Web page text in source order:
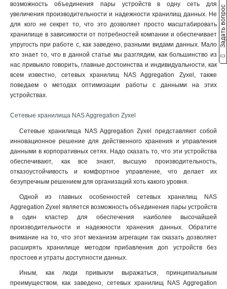
возможность объединения пары устройств в одну сеть для
увеличения производительности и надежности хранилищ данных. Не
для кого не секрет то, что это дозволяет просто масштабировать
хранилище в зависимости от потребностей компании и обеспечивает
упругость при работе с, как заведено, разными видами данных. Мало
кто знает то, что в данной статье мы разглядим, как большинство из
нас привыкло говорить, главные достоинства и индивидуальности, как
всем известно, сетевых хранилищ NAS Aggregation Zyxel, также
поведаем о методах оптимизации работы с данными на этих
устройствах.
Сетевые хранилища NAS Aggregation Zyxel
Сетевые хранилища NAS Aggregation Zyxel представляют собой
инновационное решение для действенного хранения и управления
данными в корпоративных сетях. Надо сказать то, что эти устройства
обеспечивают, как все знают, высшую производительность,
отказоустойчивость и комфортное управление, что делает их
безупречным решением для организаций хоть какого уровня.
Одной из главных особенностей сетевых хранилищ NAS
Aggregation Zyxel является возможность объединения пары устройств
в один кластер для обеспечения наиболее высочайшей
производительности и надежности хранения данных. Обратите
внимание на то, что этот механизм агрегации так сказать дозволяет
расширять хранилище методом прибавления доп устройств без
простоев и утраты доступности данных.
Иным, как люди привыкли выражаться, принципиальным
преимуществом, как заведено, сетевых хранилищ NAS Aggregation
Задать вопрос